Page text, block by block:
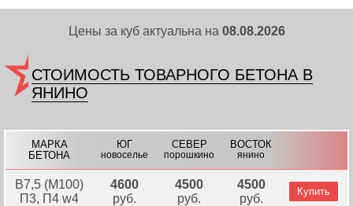
Цены за куб актуальна на 08.08.2026
СТОИМОСТЬ ТОВАРНОГО БЕТОНА В
ЯНИНО
МАРКА
БЕТОНА
ЮГ
новоселье
СЕВЕР
порошкино
ВОСТОК
янино
В7,5 (М100)
П3, П4 w4
4600
руб.
4500
руб.
4500
руб.
Купить